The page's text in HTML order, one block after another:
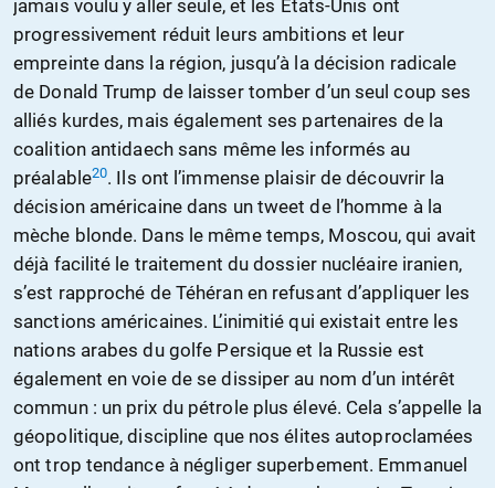
jamais voulu y aller seule, et les États-Unis ont
progressivement réduit leurs ambitions et leur
empreinte dans la région, jusqu’à la décision radicale
de Donald Trump de laisser tomber d’un seul coup ses
alliés kurdes, mais également ses partenaires de la
coalition antidaech sans même les informés au
préalable20. Ils ont l’immense plaisir de découvrir la
décision américaine dans un tweet de l’homme à la
mèche blonde. Dans le même temps, Moscou, qui avait
déjà facilité le traitement du dossier nucléaire iranien,
s’est rapproché de Téhéran en refusant d’appliquer les
sanctions américaines. L’inimitié qui existait entre les
nations arabes du golfe Persique et la Russie est
également en voie de se dissiper au nom d’un intérêt
commun : un prix du pétrole plus élevé. Cela s’appelle la
géopolitique, discipline que nos élites autoproclamées
ont trop tendance à négliger superbement. Emmanuel